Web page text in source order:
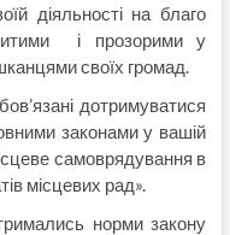
діяльності на благо
і прозорими у
своїх громад.
дотримуватися
законами у вашій
самоврядування в
місцевих рад».
норми закону